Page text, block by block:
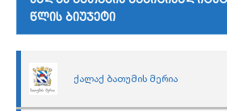
წლის ბიუჯეტი
ქალაქ ბათუმის მერია